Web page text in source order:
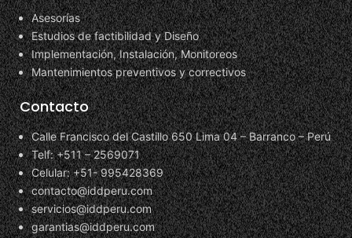
Asesorías
Estudios de factibilidad y Diseño
Implementación, Instalación, Monitoreos
Mantenimientos preventivos y correctivos
Contacto
Calle Francisco del Castillo 650 Lima 04 – Barranco – Perú
Telf: +511 – 2569071
Celular: +51- 995428369
contacto@iddperu.com
servicios@iddperu.com
garantias@iddperu.com